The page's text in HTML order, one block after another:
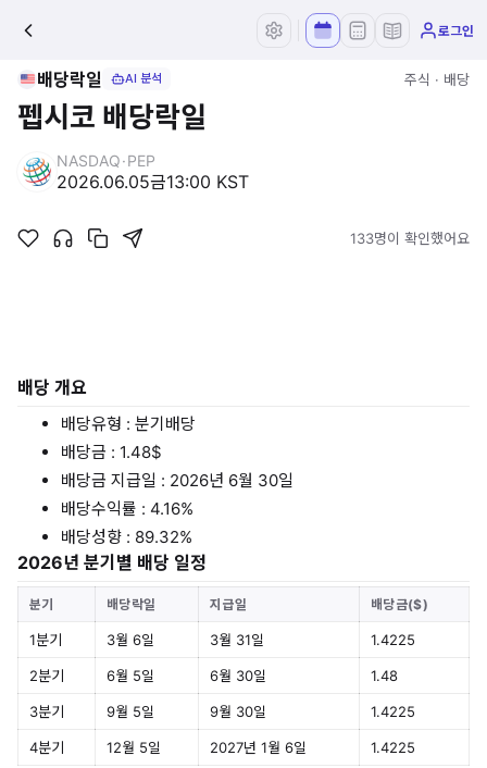
로그인
배당락일 AI 분석 주식 · 배당
펩시코 배당락일
NASDAQ·PEP
2026.06.05금13:00 KST
133명이 확인했어요
배당 개요
배당유형 : 분기배당
배당금 : 1.48$
배당금 지급일 : 2026년 6월 30일
배당수익률 : 4.16%
배당성향 : 89.32%
2026년 분기별 배당 일정
분기 배당락일 지급일 배당금($)
1분기 3월 6일 3월 31일 1.4225
2분기 6월 5일 6월 30일 1.48
3분기 9월 5일 9월 30일 1.4225
4분기 12월 5일 2027년 1월 6일 1.4225